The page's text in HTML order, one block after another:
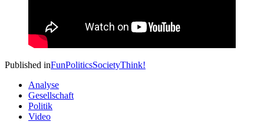
Published inFunPoliticsSocietyThink!
Analyse
Gesellschaft
Politik
Video